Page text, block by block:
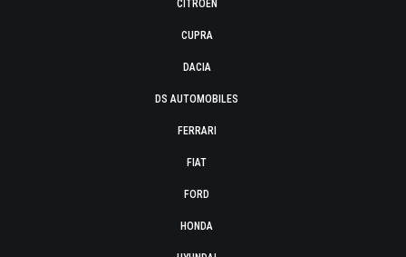
CITROËN
CUPRA
DACIA
DS AUTOMOBILES
FERRARI
FIAT
FORD
HONDA